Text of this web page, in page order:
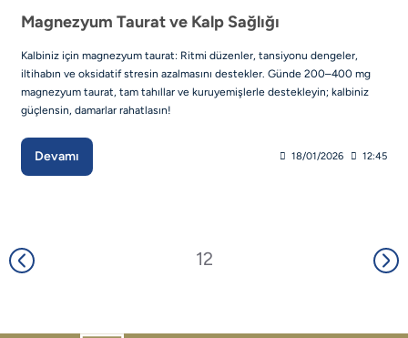
Magnezyum Taurat ve Kalp Sağlığı
Kalbiniz için magnezyum taurat: Ritmi düzenler, tansiyonu dengeler,
iltihabın ve oksidatif stresin azalmasını destekler. Günde 200–400 mg
magnezyum taurat, tam tahıllar ve kuruyemişlerle destekleyin; kalbiniz
güçlensin, damarlar rahatlasın!
Devamı 18/01/2026 12:45
12